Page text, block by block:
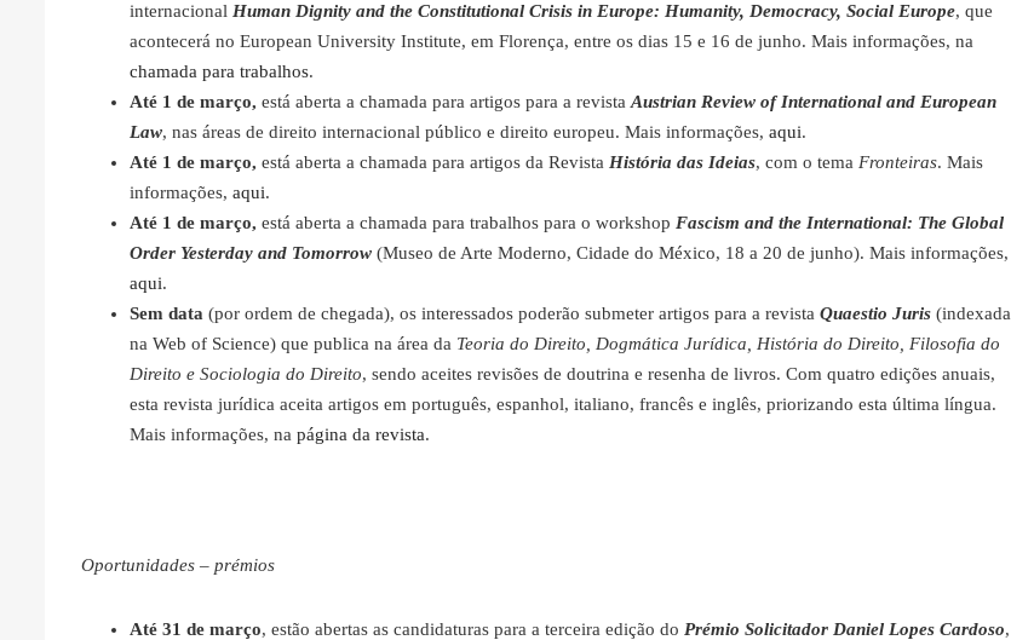
internacional Human Dignity and the Constitutional Crisis in Europe: Humanity, Democracy, Social Europe, que
acontecerá no European University Institute, em Florença, entre os dias 15 e 16 de junho. Mais informações, na
chamada para trabalhos.
Até 1 de março, está aberta a chamada para artigos para a revista Austrian Review of International and European
Law, nas áreas de direito internacional público e direito europeu. Mais informações, aqui.
Até 1 de março, está aberta a chamada para artigos da Revista História das Ideias, com o tema Fronteiras. Mais
informações, aqui.
Até 1 de março, está aberta a chamada para trabalhos para o workshop Fascism and the International: The Global
Order Yesterday and Tomorrow (Museo de Arte Moderno, Cidade do México, 18 a 20 de junho). Mais informações,
aqui.
Sem data (por ordem de chegada), os interessados poderão submeter artigos para a revista Quaestio Juris (indexada
na Web of Science) que publica na área da Teoria do Direito, Dogmática Jurídica, História do Direito, Filosofia do
Direito e Sociologia do Direito, sendo aceites revisões de doutrina e resenha de livros. Com quatro edições anuais,
esta revista jurídica aceita artigos em português, espanhol, italiano, francês e inglês, priorizando esta última língua.
Mais informações, na página da revista.
Oportunidades – prémios
Até 31 de março, estão abertas as candidaturas para a terceira edição do Prémio Solicitador Daniel Lopes Cardoso,